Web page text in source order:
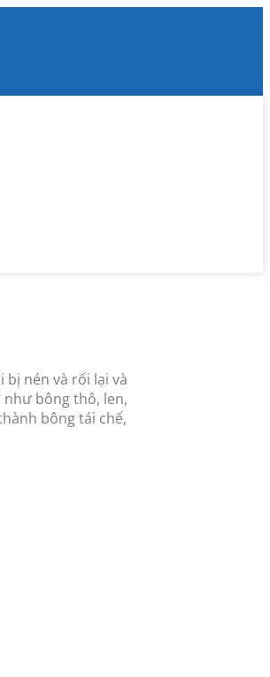
bị nén và rối lại và
như bông thô, len,
bông tái chế,